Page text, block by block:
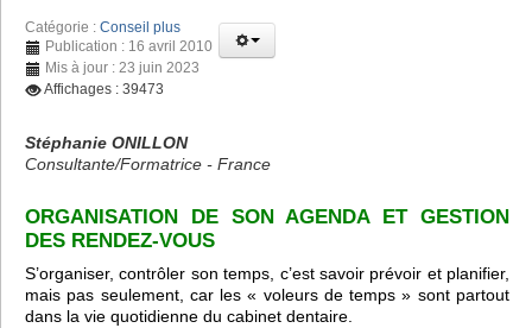
Catégorie : Conseil plus
Publication : 16 avril 2010
Mis à jour : 23 juin 2023
Affichages : 39473
Stéphanie ONILLON
Consultante/Formatrice - France
ORGANISATION DE SON AGENDA ET GESTION
DES RENDEZ-VOUS
S’organiser, contrôler son temps, c’est savoir prévoir et planifier,
mais pas seulement, car les « voleurs de temps » sont partout
dans la vie quotidienne du cabinet dentaire.